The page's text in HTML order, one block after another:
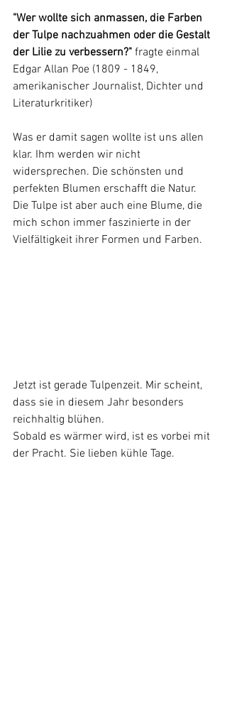
"Wer wollte sich anmassen, die Farben
der Tulpe nachzuahmen oder die Gestalt
der Lilie zu verbessern?" fragte einmal
Edgar Allan Poe (1809 - 1849,
amerikanischer Journalist, Dichter und
Literaturkritiker)
Was er damit sagen wollte ist uns allen
klar. Ihm werden wir nicht
widersprechen. Die schönsten und
perfekten Blumen erschafft die Natur.
Die Tulpe ist aber auch eine Blume, die
mich schon immer faszinierte in der
Vielfältigkeit ihrer Formen und Farben.
Jetzt ist gerade Tulpenzeit. Mir scheint,
dass sie in diesem Jahr besonders
reichhaltig blühen.
Sobald es wärmer wird, ist es vorbei mit
der Pracht. Sie lieben kühle Tage.